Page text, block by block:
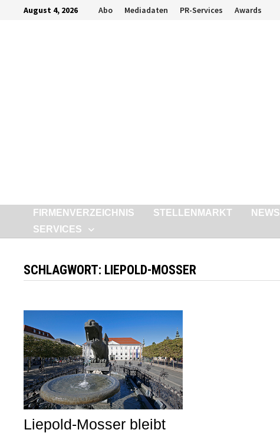
ZurückAugust 4, 2026 Abo Mediadaten PR-Services Awards
FIRMENVERZEICHNIS STELLENMARKT NEWS
SERVICES
SCHLAGWORT: LIEPOLD-MOSSER
Liepold-Mosser bleibt